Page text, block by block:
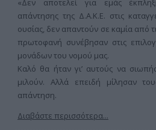
«Δεν αποτελεί για εμάς
απάντησης της Δ.Α.Κ.Ε. στις
ουσίας, δεν απαντούν σε καμία από
πρωτοφανή συνέβησαν στις
μονάδων του νομού μας.
Καλό θα ήταν γι’ αυτούς να
μιλούν. Αλλά επειδή μίλησαν
απάντηση.
Διαβάστε περισσότερα...